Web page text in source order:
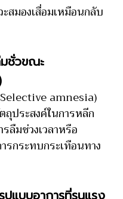
สมองเสื่อมเหมือนกลับ
ชั่วขณะ
amnesia)
ถุประสงค์ในการหลีก
ลืมช่วงเวลาหรือ
รกระทบกระเทือนทาง
แบบอาการที่รุนแรง